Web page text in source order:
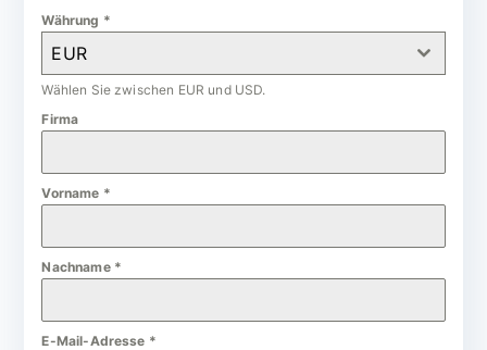
Währung *
EUR
Wählen Sie zwischen EUR und USD.
Firma
Vorname *
Nachname *
E-Mail-Adresse *